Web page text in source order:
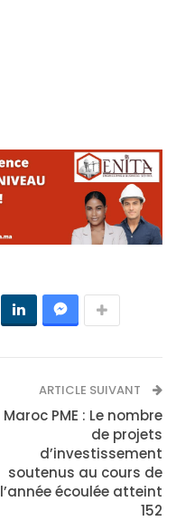
ARTICLE SUIVANT
Maroc PME : Le nombre
de projets
d’investissement
soutenus au cours de
l’année écoulée atteint
152